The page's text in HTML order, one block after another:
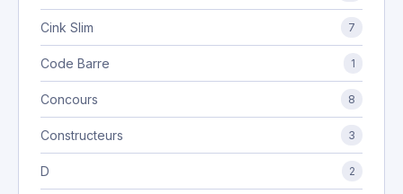
Cink Slim 7
Code Barre 1
Concours 8
Constructeurs 3
D 2